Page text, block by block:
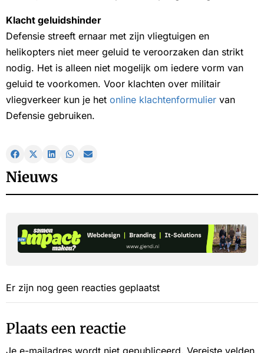
Klacht geluidshinder
Defensie streeft ernaar met zijn vliegtuigen en
helikopters niet meer geluid te veroorzaken dan strikt
nodig. Het is alleen niet mogelijk om iedere vorm van
geluid te voorkomen. Voor klachten over militair
vliegverkeer kun je het online klachtenformulier van
Defensie gebruiken.
Nieuws
Er zijn nog geen reacties geplaatst
Plaats een reactie